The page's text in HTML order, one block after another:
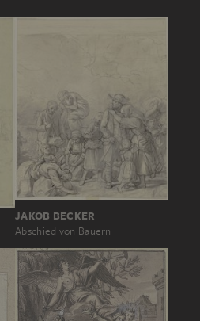
JAKOB BECKER
Abschied von Bauern